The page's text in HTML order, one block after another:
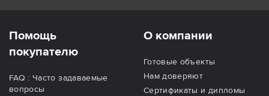
Помощь
покупателю
FAQ : Часто задаваемые
вопросы
О компании
Готовые объекты
Нам доверяют
Сертификаты и дипломы